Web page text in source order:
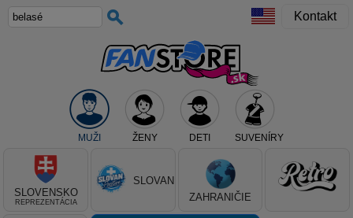
Kontakt
MUŽI ŽENY DETI SUVENÍRY
Teraz vyberte klub, alebo typ výrobku
SLOVENSKO
REPREZENTÁCIA
SLOVAN
ZAHRANIČIE